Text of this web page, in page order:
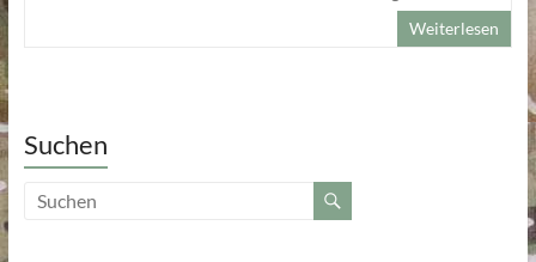
Weiterlesen
Suchen